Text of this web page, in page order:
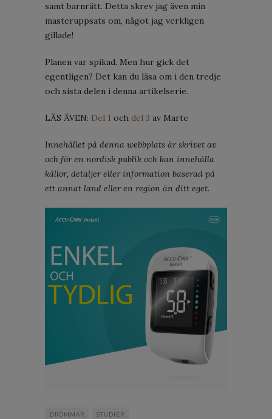
samt barnrätt. Detta skrev jag även min
masteruppsats om, något jag verkligen
gillade!
Planen var spikad. Men hur gick det
egentligen? Det kan du läsa om i den tredje
och sista delen i denna artikelserie.
LÄS ÄVEN: Del 1 och del 3 av Marte
Innehållet på denna webbplats är skrivet av
och för en nordisk publik och kan innehålla
källor, detaljer eller information baserad på
ett annat land eller en region än ditt eget.
DRÖMMAR STUDIER